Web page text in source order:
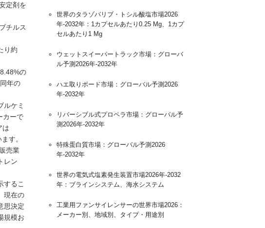
定剤を
チルス
り約
の
年の
ルケミ
カーで
は
す。
売業
レン
するこ
現在の
思決定
規模お
世界のタラゾパリブ・トシル酸塩市場2026
年-2032年：1カプセルあたり0.25 Mg、1カプ
セルあたり1 Mg
ウェットスイーパートラック市場：グローバ
ル予測2026年-2032年
ハエ取りボード市場：グローバル予測2026
年-2032年
リバーシブル式プロペラ市場：グローバル予
測2026年-2032年
特殊蛋白質市場：グローバル予測2026
年-2032年
世界の電気式塩素発生装置市場2026年-2032
年：ブラインシステム、海水システム
工業用ファンサイレンサーの世界市場2026：
メーカー別、地域別、タイプ・用途別